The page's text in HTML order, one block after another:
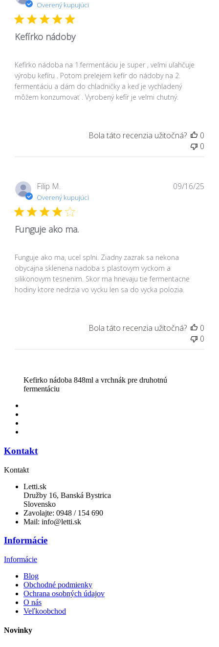
Overený kupujúci
Kefírko nádoby
Kefírko nádoba na 1.fermentáciu je super , veľmi uľahčuje
výrobu kefíru . Potom prelejem kefír do nádoby na 2.
fermentáciu a dám do chladničky a keď je vychladený
môžem konzumovať . Vyrobený kefír je velmi chutný.
Bola táto recenzia užitočná?
0
0
Filip M.
Overený kupujúci
Funguje ako ma.
Funguje ako ma, ucel splni. Ziadny zazrak sa nekona
obycajna sklenena nadoba s plastovym vyckom a
silikonovym tesnenim. Skor ma hnevaju tie fermentacne
hodiny ktore nedrzia vo vycku len sa do vycka polozia.
09/16/25
Bola táto recenzia užitočná?
0
0
Kefirko nádoba 848ml a vrchnák pre druhotnú
fermentáciu
Kontakt
Kontakt
Letti.sk
Družby 16, Banská Bystrica
Slovensko
Zavolajte: 0948 / 154 690
Mail: info@letti.sk
Informácie
Informácie
Blog
Obchodné podmienky
Ochrana osobných údajov
O nás
Veľkoobchod
Novinky